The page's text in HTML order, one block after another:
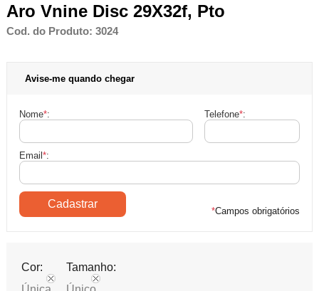
Aro Vnine Disc 29X32f, Pto
Cod. do Produto: 3024
Avise-me quando chegar
Nome*: Telefone*:
Email*:
*Campos obrigatórios
Cor:
Tamanho: